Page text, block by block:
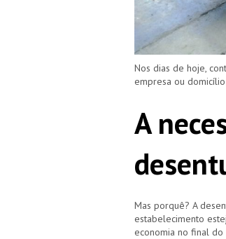
Nos dias de hoje,
empresa ou
A
Mas porquê? A
estabelecimento
economia no final do